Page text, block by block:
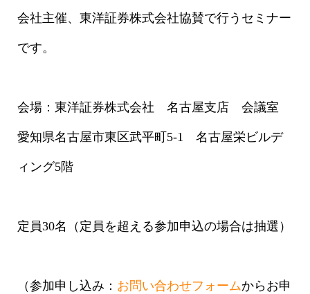
会社主催、東洋証券株式会社協賛で行うセミナー
です。
会場：東洋証券株式会社 名古屋支店 会議室
愛知県名古屋市東区武平町5-1 名古屋栄ビルデ
ィング5階
定員30名（定員を超える参加申込の場合は抽選）
（参加申し込み： お問い合わせフォームからお申